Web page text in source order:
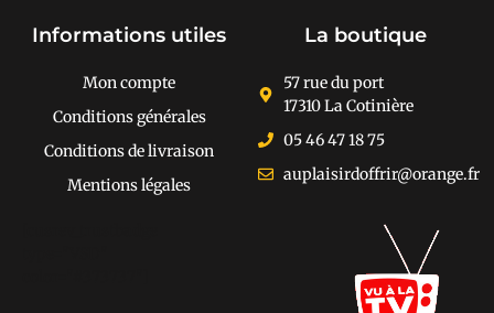
Informations utiles
Mon compte
Conditions générales
Conditions de livraison
Mentions légales
La boutique
57 rue du port
17310 La Cotinière
05 46 47 18 75
auplaisirdoffrir@orange.fr